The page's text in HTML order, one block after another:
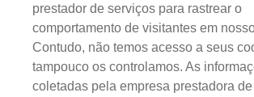
prestador de serviços para rastrear o
comportamento de visitantes em
Contudo, não temos acesso a seus
tampouco os controlamos. As
coletadas pela empresa prestadora